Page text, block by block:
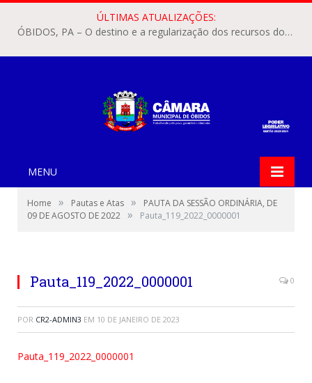
ÚLTIMAS ATUALIZAÇÕES:
ÓBIDOS, PA – O destino e a regularização dos recursos dos Precatórios do FUNDEF (Fundo de Manutenção e Desenvolvimento do Ensino Fundamental e de Valorização do Magistério) voltaram a pautar as discussões na Câmara Municipal de Óbidos.
MENU
Home » Pautas e Atas »
PAUTA DA SESSÃO ORDINÁRIA, DE
09 DE AGOSTO DE 2022 » Pauta_119_2022_0000001
Pauta_119_2022_0000001 0
POR CR2-ADMIN3 EM 10 DE JANEIRO DE 2023
Pauta_119_2022_0000001